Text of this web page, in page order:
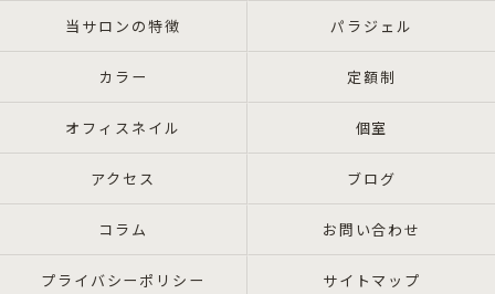
当サロンの特徴 パラジェル
カラー 定額制
オフィスネイル 個室
アクセス ブログ
コラム お問い合わせ
プライバシーポリシー サイトマップ